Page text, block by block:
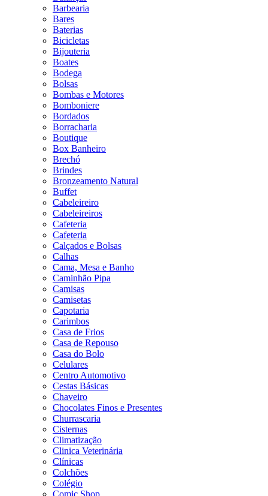
Barbearia
Bares
Baterias
Bicicletas
Bijouteria
Boates
Bodega
Bolsas
Bombas e Motores
Bomboniere
Bordados
Borracharia
Boutique
Box Banheiro
Brechó
Brindes
Bronzeamento Natural
Buffet
Cabeleireiro
Cabeleireiros
Cafeteria
Cafeteria
Calçados e Bolsas
Calhas
Cama, Mesa e Banho
Caminhão Pipa
Camisas
Camisetas
Capotaria
Carimbos
Casa de Frios
Casa de Repouso
Casa do Bolo
Celulares
Centro Automotivo
Cestas Básicas
Chaveiro
Chocolates Finos e Presentes
Churrascaria
Cisternas
Climatização
Clinica Veterinária
Clínicas
Colchões
Colégio
Comic Shop